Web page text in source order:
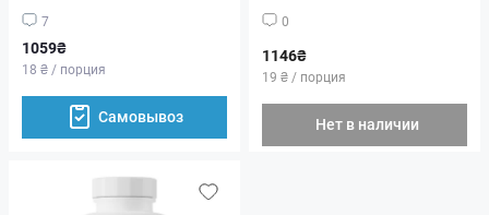
7
1059₴
18 ₴ / порция
Самовывоз
0
1146₴
19 ₴ / порция
Нет в наличии